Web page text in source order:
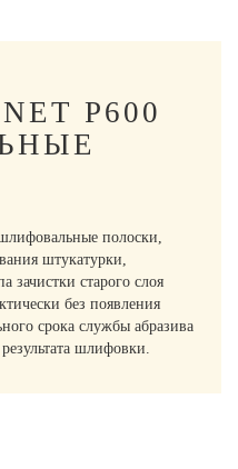
P600
полоски,
штукатурки,
зачистки старого слоя
без появления
срока службы абразива
шлифовки.